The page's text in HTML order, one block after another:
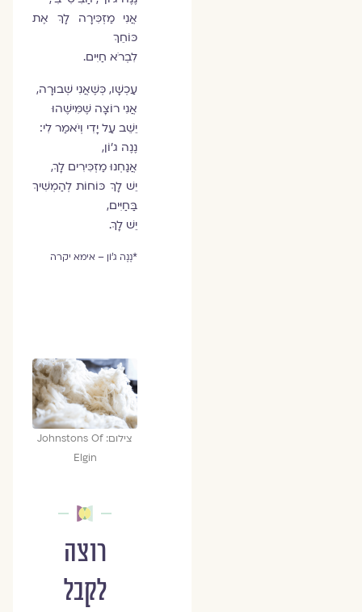
אֲנִי מַזְכִּירָה לָךְ אֶת
כּוֹחֵךְ
לִבְרֹא חַיִּים.
עַכְשָׁו, כְּשֶׁאֲנִי שְׁבוּרָה,
אֲנִי רוֹצָה שֶׁמִּישֶׁהוּ
יֵשֵׁב עַל יָדִי וְיֹאמַר לִי:
נֶנֶה ג'וֹן,
אֲנַחְנוּ מַזְכִּירִים לָךְ,
יֵשׁ לָךְ כּוֹחוֹת לְהַמְשִׁיךְ
בַּחַיִּים,
יֵשׁ לָךְ.
*נֶנֶה ג'וֹן – אימא יקרה
צילום: Johnstons Of
Elgin
רוצה
לקבל